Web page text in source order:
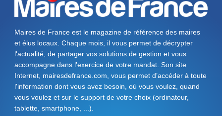
Maires de France est le magazine de référence des maires
et élus locaux. Chaque mois, il vous permet de décrypter
l'actualité, de partager vos solutions de gestion et vous
accompagne dans l'exercice de votre mandat. Son site
Internet, mairesdefrance.com, vous permet d’accéder à toute
l'information dont vous avez besoin, où vous voulez, quand
vous voulez et sur le support de votre choix (ordinateur,
tablette, smartphone, ...).